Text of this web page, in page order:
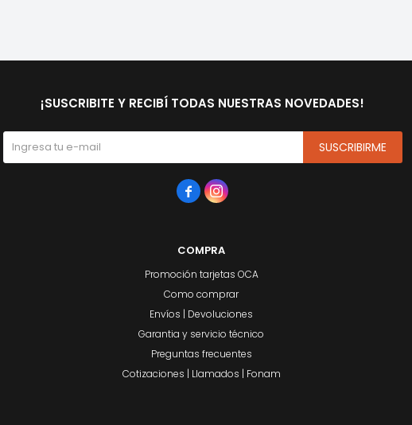
COMPRA
Promoción tarjetas OCA
Como comprar
Envíos | Devoluciones
Garantia y servicio técnico
Preguntas frecuentes
Cotizaciones | Llamados | Fonam
¡SUSCRIBITE Y RECIBÍ TODAS NUESTRAS NOVEDADES!
SUSCRIBIRME
 